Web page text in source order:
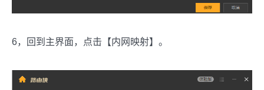
6，回到主界面，点击【内网映射】。